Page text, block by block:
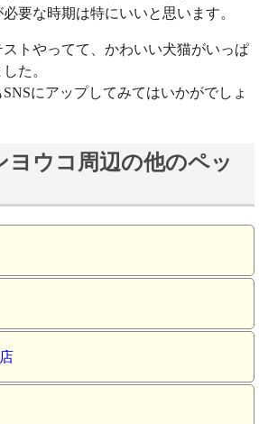
要な時期は特にいいと思います。
トやってて、かわいい犬猫がいっぱ
た。
にアップしてみてはいかがでしょ
ヨウコ周辺の他のペッ